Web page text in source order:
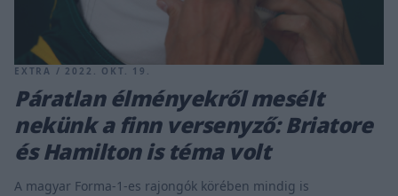
EXTRA / 2022. OKT. 19.
Páratlan élményekről mesélt
nekünk a finn versenyző: Briatore
és Hamilton is téma volt
A magyar Forma-1-es rajongók körében mindig is